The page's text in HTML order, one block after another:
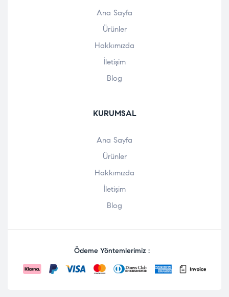
Ana Sayfa
Ürünler
Hakkımızda
İletişim
Blog
KURUMSAL
Ana Sayfa
Ürünler
Hakkımızda
İletişim
Blog
Ödeme Yöntemlerimiz :